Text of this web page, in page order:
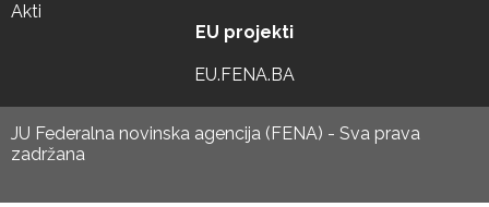
Akti
EU projekti
EU.FENA.BA
JU Federalna novinska agencija (FENA) - Sva prava
zadržana